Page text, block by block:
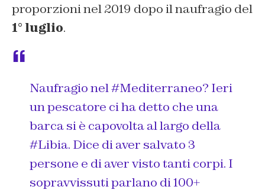
proporzioni nel 2019 dopo il naufragio del
1° luglio.
Naufragio nel#Mediterraneo? Ieri
un pescatore ci ha detto che una
barca si è capovolta al largo della
#Libia. Dice di aver salvato 3
persone e di aver visto tanti corpi. I
sopravvissuti parlano di 100+